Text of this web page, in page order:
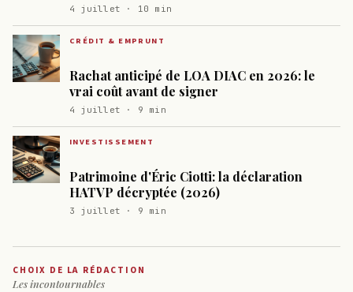
4 juillet · 10 min
CRÉDIT & EMPRUNT
Rachat anticipé de LOA DIAC en 2026: le
vrai coût avant de signer
4 juillet · 9 min
INVESTISSEMENT
Patrimoine d'Éric Ciotti: la déclaration
HATVP décryptée (2026)
3 juillet · 9 min
CHOIX DE LA RÉDACTION
Les incontournables